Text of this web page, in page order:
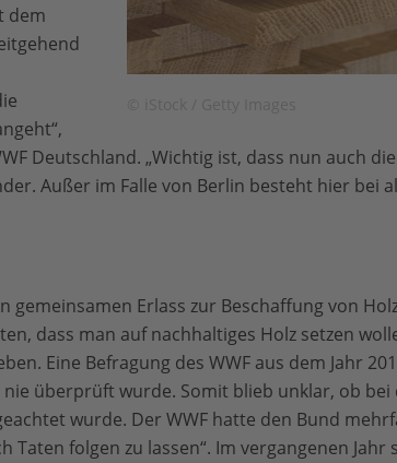
dem
Deutschland. „Wichtig ist, dass nun auch
Außer im Falle von Berlin besteht hier bei
Erlass zur Beschaffung von
dass man auf nachhaltiges Holz setzen
Eine Befragung des WWF aus dem Jahr
überprüft wurde. Somit blieb unklar, ob bei
wurde. Der WWF hatte den Bund
folgen zu lassen“. Im vergangenen Jahr